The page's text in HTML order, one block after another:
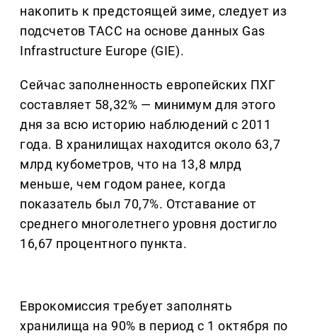
накопить к предстоящей зиме, следует из
подсчетов ТАСС на основе данных Gas
Infrastructure Europe (GIE).
Сейчас заполненность европейских ПХГ
составляет 58,32% — минимум для этого
дня за всю историю наблюдений с 2011
года. В хранилищах находится около 63,7
млрд кубометров, что на 13,8 млрд
меньше, чем годом ранее, когда
показатель был 70,7%. Отставание от
среднего многолетнего уровня достигло
16,67 процентного пункта.
Еврокомиссия требует заполнять
хранилища на 90% в период с 1 октября по